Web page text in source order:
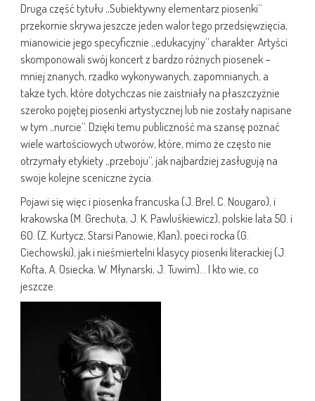
Druga część tytułu „Subiektywny elementarz piosenki”
przekornie skrywa jeszcze jeden walor tego przedsięwzięcia,
mianowicie jego specyficznie „edukacyjny” charakter. Artyści
skomponowali swój koncert z bardzo różnych piosenek –
mniej znanych, rzadko wykonywanych, zapomnianych, a
także tych, które dotychczas nie zaistniały na płaszczyźnie
szeroko pojętej piosenki artystycznej lub nie zostały napisane
w tym „nurcie”. Dzięki temu publiczność ma szansę poznać
wiele wartościowych utworów, które, mimo że często nie
otrzymały etykiety „przeboju”, jak najbardziej zasługują na
swoje kolejne sceniczne życia.
Pojawi się więc i piosenka francuska (J. Brel, C. Nougaro), i
krakowska (M. Grechuta, J. K. Pawluśkiewicz), polskie lata 50. i
60. (Z. Kurtycz, Starsi Panowie, Klan), poeci rocka (G.
Ciechowski), jak i nieśmiertelni klasycy piosenki literackiej (J.
Kofta, A. Osiecka, W. Młynarski, J. Tuwim)… I kto wie, co
jeszcze.